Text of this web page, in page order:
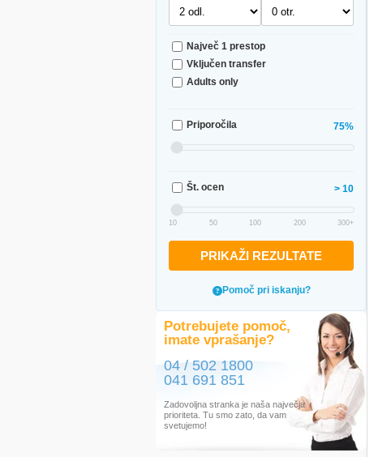
Največ 1 prestop
Vključen transfer
Adults only
Priporočila 75%
Št. ocen > 10
10 50 100 200 300+
PRIKAŽI REZULTATE
Pomoč pri iskanju?
Potrebujete pomoč,
imate vprašanje?
04 / 502 1800
041 691 851
Zadovoljna stranka je naša največja
prioriteta. Tu smo zato, da vam
svetujemo!